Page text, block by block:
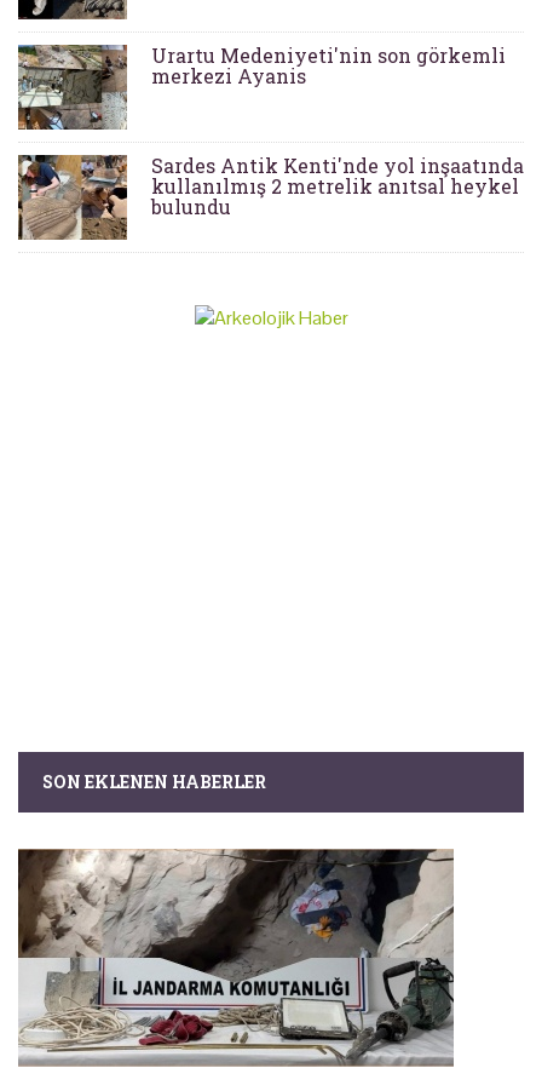
Urartu Medeniyeti'nin son görkemli
merkezi Ayanis
Sardes Antik Kenti'nde yol inşaatında
kullanılmış 2 metrelik anıtsal heykel
bulundu
SON EKLENEN HABERLER